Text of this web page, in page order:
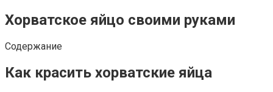
Хорватское яйцо своими руками
Содержание
Как красить хорватские яйца